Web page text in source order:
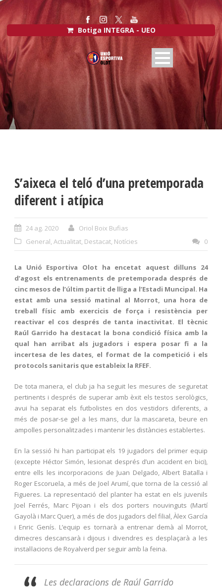
Botiga INTEGRA - UEO
S’aixeca el teló d’una pretemporada
diferent i atípica
24 ag. 2020
Oriol Boix Bufias
General, Actualitat, Destacat, Notícies 0
La Unió Esportiva Olot ha encetat aquest dilluns 24
d’agost els entrenaments de pretemporada després de
cinc mesos de l’últim partit de lliga a l’Estadi Muncipal. Ha
estat amb una sessió matinal al Morrot, una hora de
treball físic amb exercicis de força i resistència per
reactivar el cos després de tanta inactivitat. El tècnic
Raúl Garrido ha destacat la bona condició física amb la
qual han arribat als jugadors i espera posar fi a la
incertesa de les dates, el format de la competició i els
protocols sanitaris que estableix la RFEF.
De tota manera, el club ja ha seguit les mesures de seguretat
pertinents i després de superar amb èxit els testos serològics,
avui ha separat els futbolistes en dos vestidors diferents, a
més de posar-se gel a les mans, dur la mascareta, beure en
ampolles personalitzades i mantenir les distàncies establertes.
En la sessió hi han participat els 19 jugadors del primer equip
(excepte Héctor Simón, lesionat després d’un accident en bici),
entre ells les incorporacions de Juan Delgado, Albert Batalla i
Roger Escoruela, a més de Joel Arumí, que torna de la cessió al
Figueres. La representació del planter ha estat en els juvenils
Joel Ferrés, Marc Pijoan i els dos porters nouvinguts (Martí
Gayolà i Marc Quer), a més de dos jugadors del filial, Àlex García
i Enric Genís. L’equip es tornarà a entrenar demà al Morrot,
dimecres descansarà i dijous i divendres es desplaçarà a les
instal·lacions de Royalverd per seguir amb la feina.
Les declaracions de Raúl Garrido